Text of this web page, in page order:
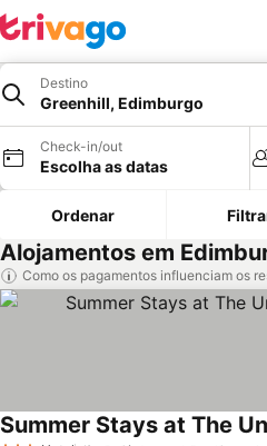
Destino
Greenhill, Edimburgo
Check-in/out
Escolha as datas
Ordenar
Alojamentos em
Como os pagamentos influenciam os
Summer Stays at The